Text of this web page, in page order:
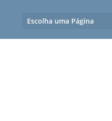
Escolha uma Página